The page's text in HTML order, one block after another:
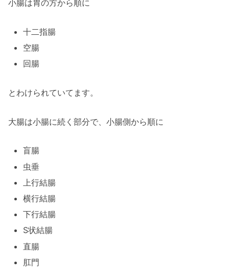
小腸は胃の方から順に
十二指腸
空腸
回腸
とわけられていてます。
大腸は小腸に続く部分で、小腸側から順に
盲腸
虫垂
上行結腸
横行結腸
下行結腸
S状結腸
直腸
肛門